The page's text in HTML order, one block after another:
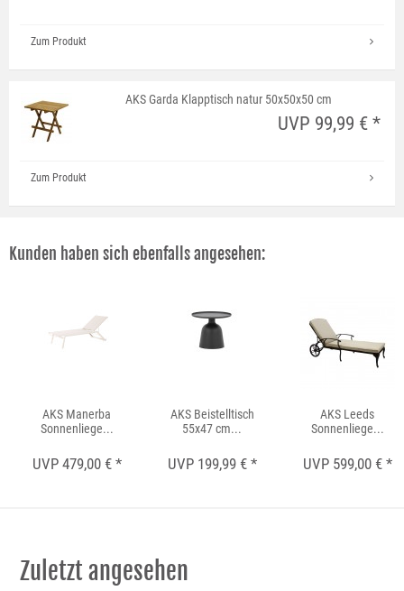
Zum Produkt
AKS Garda Klapptisch natur 50x50x50 cm
UVP 99,99 € *
Zum Produkt
Kunden haben sich ebenfalls angesehen:
AKS Manerba
Sonnenliege...
UVP 479,00 € *
AKS Beistelltisch
55x47 cm...
UVP 199,99 € *
AKS Leeds
Sonnenliege...
UVP 599,00 € *
Zuletzt angesehen